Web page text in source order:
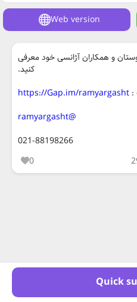
Quick
Web version
و همکاران آژانسی خود معرفی
کنید.
:
https://Gap.im/ramyargasht
@ramyargasht
021-88198266
0